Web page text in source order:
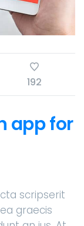
192
app for
scripserit
graecis